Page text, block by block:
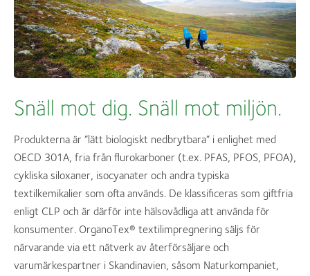
Snäll mot dig. Snäll mot miljön.
Produkterna är ”lätt biologiskt nedbrytbara” i enlighet med
OECD 301A, fria från flurokarboner (t.ex. PFAS, PFOS, PFOA),
cykliska siloxaner, isocyanater och andra typiska
textilkemikalier som ofta används. De klassificeras som giftfria
enligt CLP och är därför inte hälsovådliga att använda för
konsumenter. OrganoTex® textilimpregnering säljs för
närvarande via ett nätverk av återförsäljare och
varumärkespartner i Skandinavien, såsom Naturkompaniet,